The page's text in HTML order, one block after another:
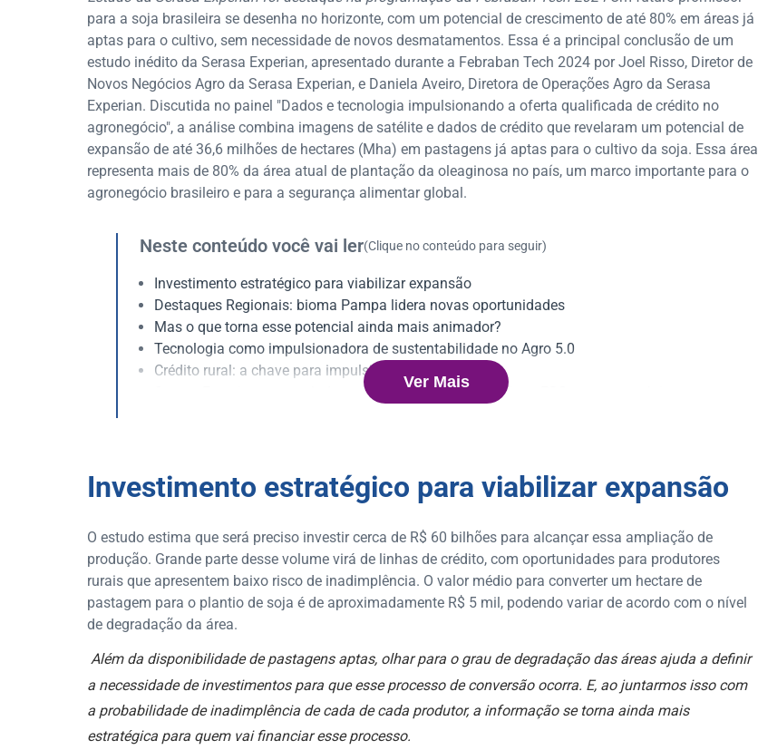
para a soja brasileira se desenha no horizonte, com um potencial de crescimento de até 80% em áreas já
aptas para o cultivo, sem necessidade de novos desmatamentos. Essa é a principal conclusão de um
estudo inédito da Serasa Experian, apresentado durante a Febraban Tech 2024 por Joel Risso, Diretor de
Novos Negócios Agro da Serasa Experian, e Daniela Aveiro, Diretora de Operações Agro da Serasa
Experian. Discutida no painel "Dados e tecnologia impulsionando a oferta qualificada de crédito no
agronegócio", a análise combina imagens de satélite e dados de crédito que revelaram um potencial de
expansão de até 36,6 milhões de hectares (Mha) em pastagens já aptas para o cultivo da soja. Essa área
representa mais de 80% da área atual de plantação da oleaginosa no país, um marco importante para o
agronegócio brasileiro e para a segurança alimentar global.
Neste conteúdo você vai ler(Clique no conteúdo para seguir)
Investimento estratégico para viabilizar expansão
Destaques Regionais: bioma Pampa lidera novas oportunidades
Mas o que torna esse potencial ainda mais animador?
Tecnologia como impulsionadora de sustentabilidade no Agro 5.0
Crédito rural: a chave para impulsionar a inovação
Serasa Experian: ao seu lado em toda a jornada de crédito e ESG no agronegócio
Ver Mais
Investimento estratégico para viabilizar expansão
O estudo estima que será preciso investir cerca de R$ 60 bilhões para alcançar essa ampliação de
produção. Grande parte desse volume virá de linhas de crédito, com oportunidades para produtores
rurais que apresentem baixo risco de inadimplência. O valor médio para converter um hectare de
pastagem para o plantio de soja é de aproximadamente R$ 5 mil, podendo variar de acordo com o nível
de degradação da área.
Além da disponibilidade de pastagens aptas, olhar para o grau de degradação das áreas ajuda a definir
a necessidade de investimentos para que esse processo de conversão ocorra. E, ao juntarmos isso com
a probabilidade de inadimplência de cada de cada produtor, a informação se torna ainda mais
estratégica para quem vai financiar esse processo.